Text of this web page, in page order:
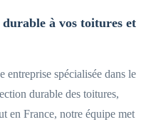
à vos toitures et
entreprise spécialisée dans le
durable des toitures,
en France, notre équipe met